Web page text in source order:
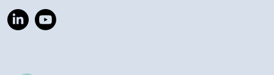
https://www.linkedin.com/company/terranets-
bw-
https://www.youtube.com/@terranetsbw